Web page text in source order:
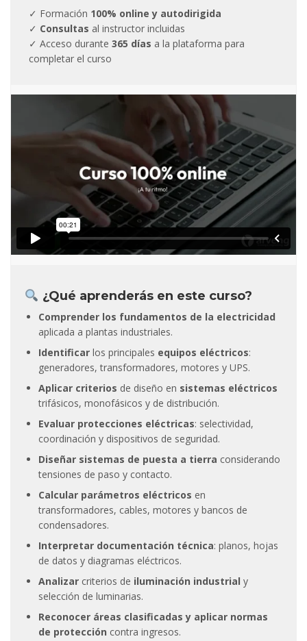
✓ Formación 100% online y autodirigida
✓ Consultas al instructor incluidas
✓ Acceso durante 365 días a la plataforma para
completar el curso
¿Qué aprenderás en este curso?
Comprender los fundamentos de la electricidad
aplicada a plantas industriales.
Identificar los principales equipos eléctricos:
generadores, transformadores, motores y UPS.
Aplicar criterios de diseño en sistemas eléctricos
trifásicos, monofásicos y de distribución.
Evaluar protecciones eléctricas: selectividad,
coordinación y dispositivos de seguridad.
Diseñar sistemas de puesta a tierra considerando
tensiones de paso y contacto.
Calcular parámetros eléctricos en
transformadores, cables, motores y bancos de
condensadores.
Interpretar documentación técnica: planos, hojas
de datos y diagramas eléctricos.
Analizar criterios de iluminación industrial y
selección de luminarias.
Reconocer áreas clasificadas y aplicar normas
de protección contra ingresos.